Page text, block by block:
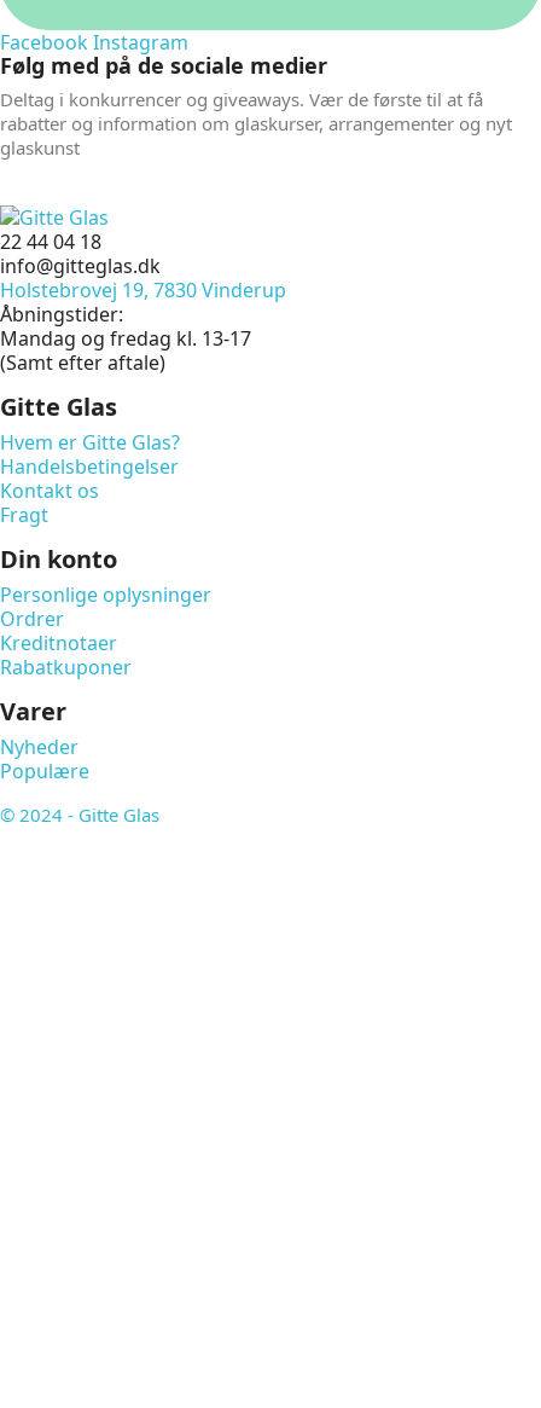
FacebookInstagram
Følg med på de sociale medier
Deltag i konkurrencer og giveaways. Vær de første til at få
rabatter og information om glaskurser, arrangementer og nyt
glaskunst
22 44 04 18
info@gitteglas.dk
Holstebrovej 19, 7830 Vinderup
Åbningstider:
Mandag og fredag kl. 13-17
(Samt efter aftale)
Gitte Glas
Hvem er Gitte Glas?
Handelsbetingelser
Kontakt os
Fragt
Din konto
Personlige oplysninger
Ordrer
Kreditnotaer
Rabatkuponer
Varer
Nyheder
Populære
© 2024 - Gitte Glas